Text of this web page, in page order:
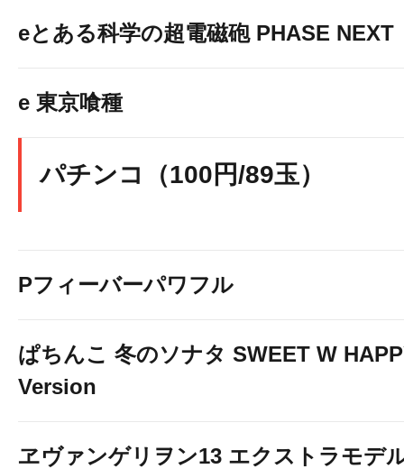
eとある科学の超電磁砲 PHASE NEXT
e 東京喰種
パチンコ（100円/89玉）
Pフィーバーパワフル
ぱちんこ 冬のソナタ SWEET W
Version
ヱヴァンゲリヲン13 エクストラモデ